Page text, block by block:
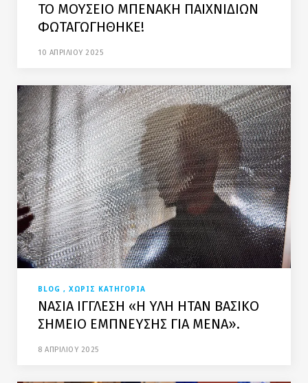
ΤΟ ΜΟΥΣΕΙΟ ΜΠΕΝΑΚΗ ΠΑΙΧΝΙΔΙΩΝ
ΦΩΤΑΓΩΓΗΘΗΚΕ!
10 ΑΠΡΙΛΙΟΥ 2025
BLOG ΧΩΡΙΣ ΚΑΤΗΓΟΡΙΑ
ΝΑΣΙΑ ΙΓΓΛΕΣΗ «Η ΥΛΗ ΗΤΑΝ ΒΑΣΙΚΟ
ΣΗΜΕΙΟ ΕΜΠΝΕΥΣΗΣ ΓΙΑ ΜΕΝΑ».
8 ΑΠΡΙΛΙΟΥ 2025